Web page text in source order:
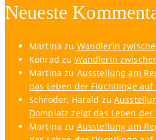
Neueste
Martina zu Wandlerin
Konrad zu Wandlerin
Martina zu Ausstellung am
das Leben der Flüchtlinge auf
Schröder, Harald zu
Domplatz zeigt das Leben
Martina zu Ausstellung am